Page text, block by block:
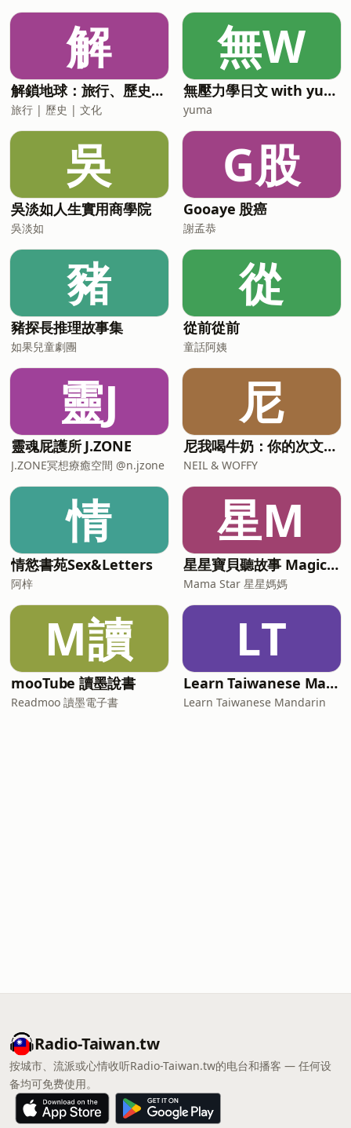
⾯⼤升級&nbsp;重現 「 KTV必點⽔餃 」
經典滋味&nbsp;🉐最划算【K歌嗨唱必點
味5包組】餃麵5包一次入手！K歌水餃3包
＋K歌牛肉麵2包～下單立即享免運！原
價：16
情贊助～澳佳寶❤️&nbsp;&nbsp;6/1-6/4
澳佳寶X momo 超級品牌日 ✨囤貨搶
&gt;&gt;https://reurl.cc/Wbg2yx優惠資
訊：活動日期：6/1-6/4下單登記抽迪朗奇
萬元咖啡機滿2500登記送250 mo點
&nbsp; (每日限量100名)滿3500送迷你濃
縮魚油滿6000送金盞花葉黃素滿8000送
三倍濃縮魚油澳佳寶明星商品【葉黃素
+蝦紅素+B6】與
解
解鎖地球：旅行、歷史、文化
旅行 | 歷史 | 文化
無W
無壓力學日文 with yuma
yuma
吳
吳淡如人生實用商學院
吳淡如
G股
Gooaye 股癌
謝孟恭
豬
豬探長推理故事集
如果兒童劇團
從
從前從前
童話阿姨
靈J
靈魂屁護所 J.ZONE
J.ZONE冥想療癒空間 @n.jzone
尼
尼我喝牛奶：你的次文化指南
NEIL & WOFFY
情
情慾書苑Sex&Letters
阿梓
星M
星星寶貝聽故事 Magic Chinese Stories for Kids
Mama Star 星星媽媽
M讀
mooTube 讀墨說書
Readmoo 讀墨電子書
LT
Learn Taiwanese Mandarin
Learn Taiwanese Mandarin
Radio-Taiwan.tw
按城市、流派或心情收听Radio-Taiwan.tw的电台和播客 — 任何设
备均可免费使用。